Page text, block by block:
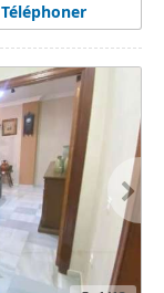
Téléphoner